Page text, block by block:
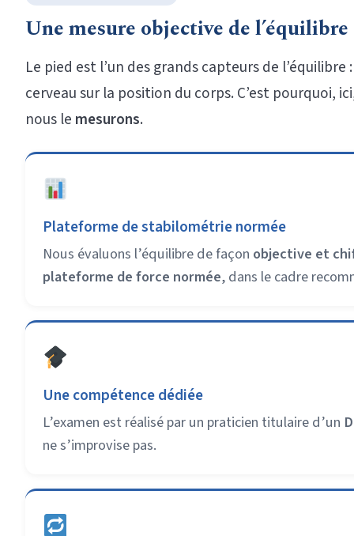
Une mesure objective de
Le pied est l’un des grands capteurs de l’équilibre :
cerveau sur la position du corps. C’est pourquoi,
nous le mesurons.
Plateforme de stabilométrie normée
Nous évaluons l’équilibre de façon objective et
plateforme de force normée, dans le cadre
Une compétence dédiée
L’examen est réalisé par un praticien titulaire d’un
ne s’improvise pas.